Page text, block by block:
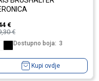
€
€
Dostupno boja: 3
Kupi ovdje